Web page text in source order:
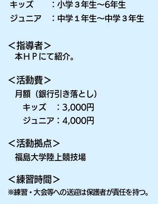
キッズ ：小学３年生～6年生
ジュニア ：中学１年生～中学３年生
＜指導者＞
本ＨＰにて紹介。
＜活動費＞
月額（銀行引き落とし）
キッズ ：3,000円
ジュニア：4,000円
＜活動拠点＞
福島大学陸上競技場
＜練習時間＞
※練習・大会等への送迎は保護者が責任を持つ。